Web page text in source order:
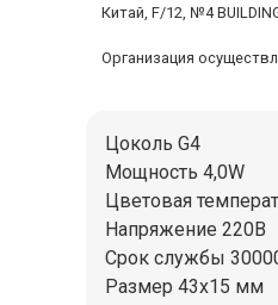
Китай, F/12, №4
Организация
Цоколь G4
Мощность 4,0W
Цветовая
Напряжение 220В
Срок службы
Размер 43x15 мм